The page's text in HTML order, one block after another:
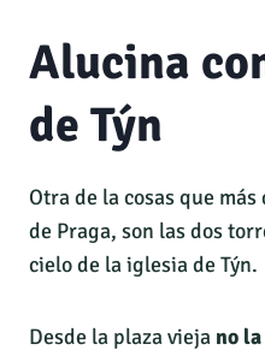
Alucina
de Týn
Otra de la cosas que
de Praga, son las dos
cielo de la iglesia de Týn.
Desde la plaza vieja no